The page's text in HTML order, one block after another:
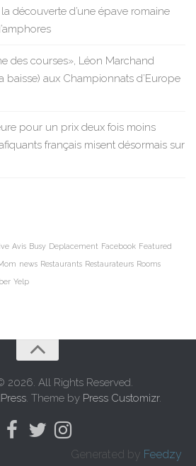
découverte d’une épave romaine
des courses», Léon Marchand
baisse) aux Championnats d’Europe
pour un prix deux fois moins
français misent désormais sur
Avis Busy Deplacement Facebook Featured
news Restaurants Restaurateurs Rooms
Yelp
2026. All Rights Reserved.
. Theme by Press Customizr.
Generated by Feedzy